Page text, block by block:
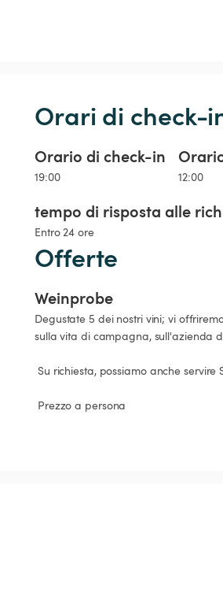
Orari di check-
Orario di check-in
19:00 12:00
tempo di risposta alle
Entro 24 ore
Offerte
Weinprobe
Degustate 5 dei nostri vini; vi
sulla vita di campagna, sull'azienda
Prezzo a persona